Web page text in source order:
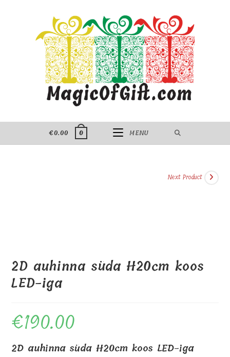
€0.00 0 MENU
Next Product
2D auhinna süda H20cm koos
LED-iga
€190.00
2D auhinna süda H20cm koos LED-iga